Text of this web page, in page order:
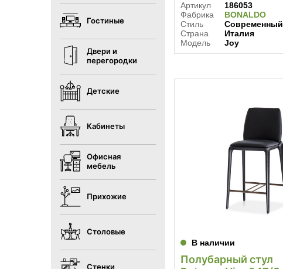
Гостиные
Двери и
перегородки
Детские
Кабинеты
Офисная
мебель
Прихожие
Столовые
Стенки
Артикул
186053
Фабрика
BONALDO
Стиль
Современный
Страна
Италия
Модель
Joy
В наличии
Полубарный стул